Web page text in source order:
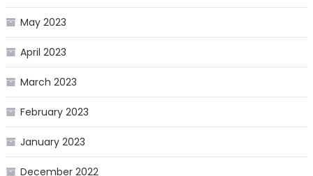
May 2023
April 2023
March 2023
February 2023
January 2023
December 2022